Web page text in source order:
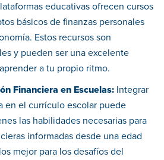
educativas ofrecen cursos
básicos de finanzas personales
Estos recursos son
y pueden ser una excelente
a tu propio ritmo.
Financiera en Escuelas: Integrar
en el currículo escolar puede
las habilidades necesarias para
informadas desde una edad
mejor para los desafíos del